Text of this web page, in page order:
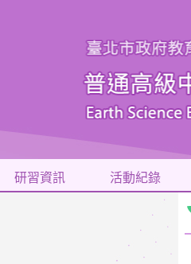
研習資訊 活動紀錄